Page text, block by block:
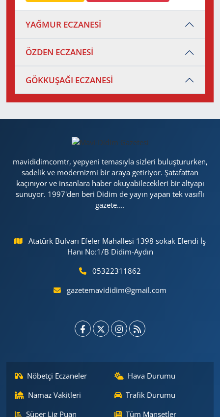
YAĞMUR ECZANESİ
ÖZDEN ECZANESİ
GÖKKUŞAĞI ECZANESİ
mavididimcomtr, yepyeni temasıyla sizleri buluştururken,
sadelik ve modernizmi bir araya getiriyor. Şatafattan
kaçınıyor ve insanlara haber okuyabilecekleri bir altyapı
sunuyor. 1997'den beri Didim de yayın yapan tek vasıflı
gazete....
Atatürk Bulvarı Efeler Mahallesi 1398 sokak Efendi İş
Hanı No:1/B Didim-Aydın
05322311862
gazetemavididim@gmail.com
Nöbetçi Eczaneler
Hava Durumu
Namaz Vakitleri
Trafik Durumu
Süper Lig Puan
Tüm Manşetler